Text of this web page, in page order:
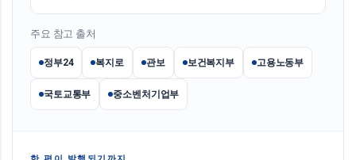
주요 참고 출처
정부24 복지로 관보 보건복지부 고용노동부
국토교통부 중소벤처기업부